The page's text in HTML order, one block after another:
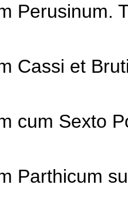
Perusinum.
Cassi et
cum Sexto
Parthicum